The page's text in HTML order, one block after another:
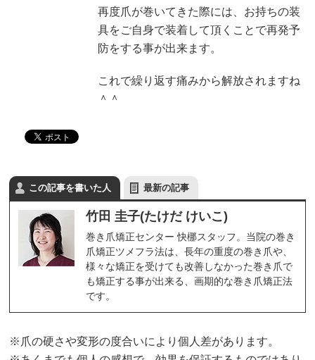
再度爪が巻いてきた際には、お持ちの装
具をご自身で装着して頂くことで再発予
防をする事が出来ます。
これで繰り返す痛みから解放されますね
＾＾
この記事を書いた人 最新の記事
竹田 圭子(たけだ けいこ)
巻き爪矯正センター 快梛スタッフ。当院の巻き
爪矯正ツメフラ法は、長年の重度の巻き爪や、
様々な矯正を受けても改善しなかった巻き爪で
も矯正する事が出来る、画期的な巻き爪矯正法
です。
※爪の硬さや変形の度合いにより個人差があります。